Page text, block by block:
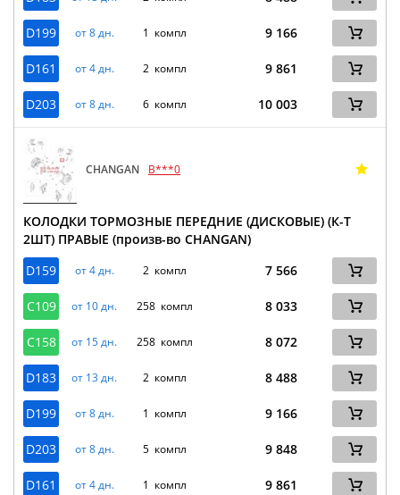
D199 от 8 дн. 1 компл 9 166
D161 от 4 дн. 2 компл 9 861
D203 от 8 дн. 6 компл 10 003
CHANGAN B***0
КОЛОДКИ ТОРМОЗНЫЕ ПЕРЕДНИЕ (ДИСКОВЫЕ) (К-Т
2ШТ) ПРАВЫЕ (произв-во CHANGAN)
D159
от 4 дн. 2 компл 7 566
C109 от 10 дн. 258 компл 8 033
C158 от 15 дн. 258 компл 8 072
D183 от 13 дн. 2 компл 8 488
D199 от 8 дн. 1 компл 9 166
D203 от 8 дн. 5 компл 9 848
D161 от 4 дн. 1 компл 9 861